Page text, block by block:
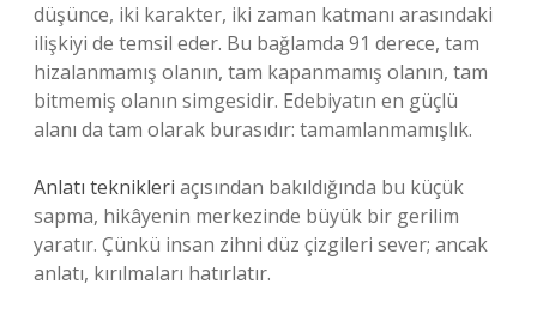
düşünce, iki karakter, iki zaman katmanı arasındaki
ilişkiyi de temsil eder. Bu bağlamda 91 derece, tam
hizalanmamış olanın, tam kapanmamış olanın, tam
bitmemiş olanın simgesidir. Edebiyatın en güçlü
alanı da tam olarak burasıdır: tamamlanmamışlık.
Anlatı teknikleri açısından bakıldığında bu küçük
sapma, hikâyenin merkezinde büyük bir gerilim
yaratır. Çünkü insan zihni düz çizgileri sever; ancak
anlatı, kırılmaları hatırlatır.